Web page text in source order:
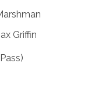
Griffin